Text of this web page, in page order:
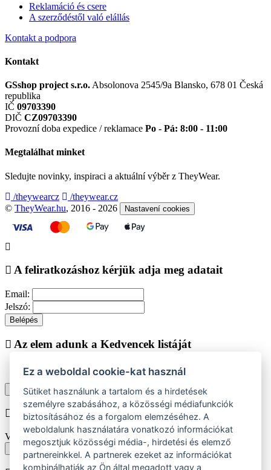
Reklamáció és csere
A szerződéstől való elállás
Kontakt a podpora
Kontakt
GSshop project s.r.o. Absolonova 2545/9a Blansko, 678 01 Česká
republika
IČ 09703390
DIČ CZ09703390
Provozní doba expedice / reklamace Po - Pá: 8:00 - 11:00
Megtalálhat minket
Sledujte novinky, inspiraci a aktuální výběr z TheyWear.
/theywearcz
/theywear.cz
© TheyWear.hu, 2016 - 2026 Nastavení cookies
A feliratkozáshoz kérjük adja meg adatait
Email:
Jelszó:
Belépés
Az elem adunk a Kedvencek listáját
Vásárlás folytatása Megjelenítése kedvencek listájához
Chyba při vkládání do košíku
Vyberte prosím velikost produktu
Vissza a méretekhez
Ez a weboldal cookie-kat használ
Sütiket használunk a tartalom és a hirdetések
személyre szabásához, a közösségi médiafunkciók
biztosításához és a forgalom elemzéséhez. A
weboldalunk használatára vonatkozó információkat
megosztjuk közösségi média-, hirdetési és elemző
partnereinkkel. A partnerek ezeket az információkat
kombinálhatják az Ön által megadott vagy a